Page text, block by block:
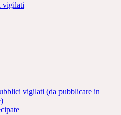
vigilati
vigilati (da pubblicare in